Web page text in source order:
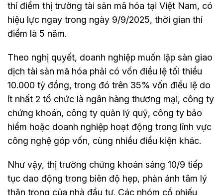
thí điểm thị trường tài sản mã hóa tại Việt Nam, có
hiệu lực ngay trong ngày 9/9/2025, thời gian thí
điểm là 5 năm.
Theo nghị quyết, doanh nghiệp muốn lập sàn giao
dịch tài sản mã hóa phải có vốn điều lệ tối thiểu
10.000 tỷ đồng, trong đó trên 35% vốn điều lệ do
ít nhất 2 tổ chức là ngân hàng thương mại, công ty
chứng khoán, công ty quản lý quỹ, công ty bảo
hiểm hoặc doanh nghiệp hoạt động trong lĩnh vực
công nghệ góp vốn, cùng nhiều điều kiện khác.
Như vậy, thị trường chứng khoán sáng 10/9 tiếp
tục dao động trong biên độ hẹp, phản ánh tâm lý
thận trọng của nhà đầu tư. Các nhóm cổ phiếu